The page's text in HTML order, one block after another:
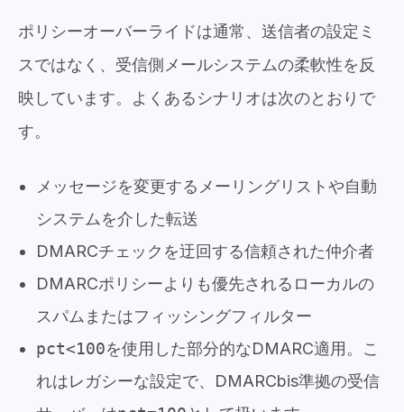
ポリシーオーバーライドは通常、送信者の設定ミ
スではなく、受信側メールシステムの柔軟性を反
映しています。よくあるシナリオは次のとおりで
す。
メッセージを変更するメーリングリストや自動
システムを介した転送
DMARCチェックを迂回する信頼された仲介者
DMARCポリシーよりも優先されるローカルの
スパムまたはフィッシングフィルター
pct<100を使用した部分的なDMARC適用。こ
れはレガシーな設定で、DMARCbis準拠の受信